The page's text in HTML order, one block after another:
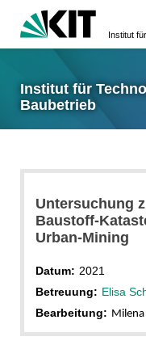
Institut für
Baubetrieb
Untersuchung
Baustoff-
Urban-Mining
Datum: 2021
Betreuung: Elisa
Bearbeitung: